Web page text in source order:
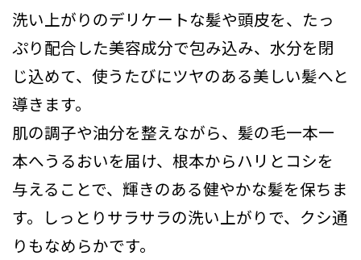
洗い上がりのデリケートな髪や頭皮を、たっ
ぷり配合した美容成分で包み込み、水分を閉
じ込めて、使うたびにツヤのある美しい髪へと
導きます。
肌の調子や油分を整えながら、髪の毛一本一
本へうるおいを届け、根本からハリとコシを
与えることで、輝きのある健やかな髪を保ちま
す。しっとりサラサラの洗い上がりで、クシ通
りもなめらかです。